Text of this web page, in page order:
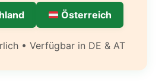
Österreich
• Verfügbar in DE & AT